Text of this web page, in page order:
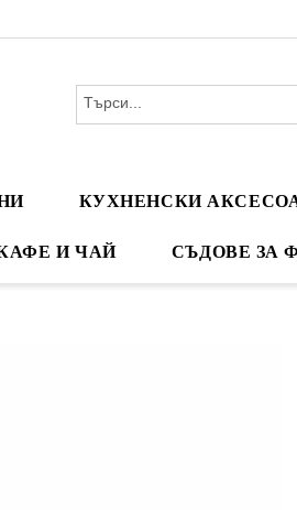
КУХНЕНСКИ
И ЧАЙ СЪДОВЕ ЗА